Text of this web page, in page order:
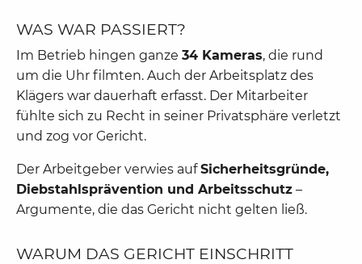
WAS WAR PASSIERT?
Im Betrieb hingen ganze 34 Kameras, die rund
um die Uhr filmten. Auch der Arbeitsplatz des
Klägers war dauerhaft erfasst. Der Mitarbeiter
fühlte sich zu Recht in seiner Privatsphäre verletzt
und zog vor Gericht.
Der Arbeitgeber verwies aufSicherheitsgründe,
Diebstahlsprävention und Arbeitsschutz –
Argumente, die das Gericht nicht gelten ließ.
WARUM DAS GERICHT EINSCHRITT